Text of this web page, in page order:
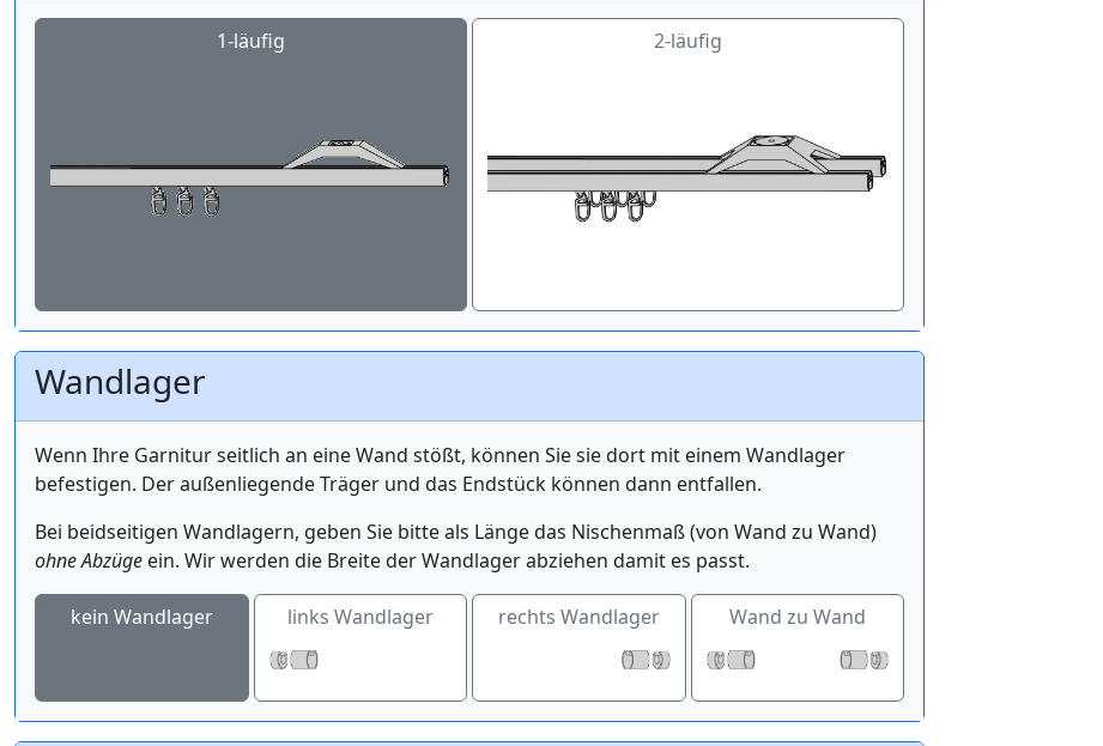
1-läufig 2-läufig
Wandlager
Wenn Ihre Garnitur seitlich an eine Wand stößt, können Sie sie dort mit einem Wandlager
befestigen. Der außenliegende Träger und das Endstück können dann entfallen.
Bei beidseitigen Wandlagern, geben Sie bitte als Länge das Nischenmaß (von Wand zu Wand)
ohne Abzüge ein. Wir werden die Breite der Wandlager abziehen damit es passt.
kein Wandlager links Wandlager rechts Wandlager Wand zu Wand